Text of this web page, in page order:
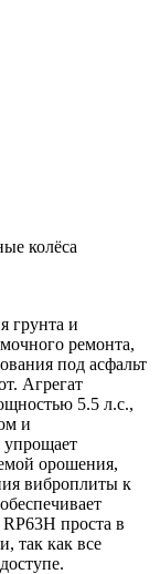
колёса
грунта и
ремонта,
под асфальт
Агрегат
5.5 л.с.,
и
упрощает
орошения,
виброплиты к
проста в
так как все